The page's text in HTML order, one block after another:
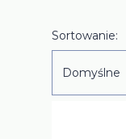
Sortowanie:
Domyślne